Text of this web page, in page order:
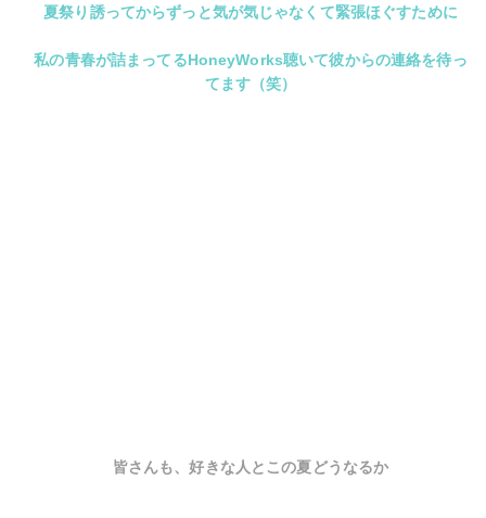
夏祭り誘ってからずっと気が気じゃなくて緊張ほぐすために
私の青春が詰まってるHoneyWorks聴いて彼からの連絡を待っ
てます（笑）
皆さんも、好きな人とこの夏どうなるか